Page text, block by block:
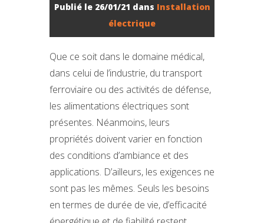
Publié le 26/01/21 dans Installation
électrique
Que ce soit dans le domaine médical,
dans celui de l’industrie, du transport
ferroviaire ou des activités de défense,
les alimentations électriques sont
présentes. Néanmoins, leurs
propriétés doivent varier en fonction
des conditions d’ambiance et des
applications. D’ailleurs, les exigences ne
sont pas les mêmes. Seuls les besoins
en termes de durée de vie, d’efficacité